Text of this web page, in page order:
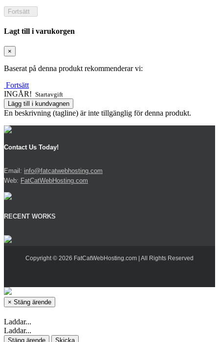
Lagt till i varukorgen
×
Baserat på denna produkt rekommenderar vi:
Fortsätt
INGÅR! Startavgift
Lägg till i kundvagnen
En beskrivning (tagline) är inte tillgänglig för denna produkt.
Contact Us Today!
Email: info@fatcatwebhosting.com
Web: FatCatWebHosting.com
RECENT WORKS
Copyright © 2026 FatCatWebHosting.com | All Rights Reserved
× Stäng ärende
Laddar...
Laddar...
Stäng ärende Skicka